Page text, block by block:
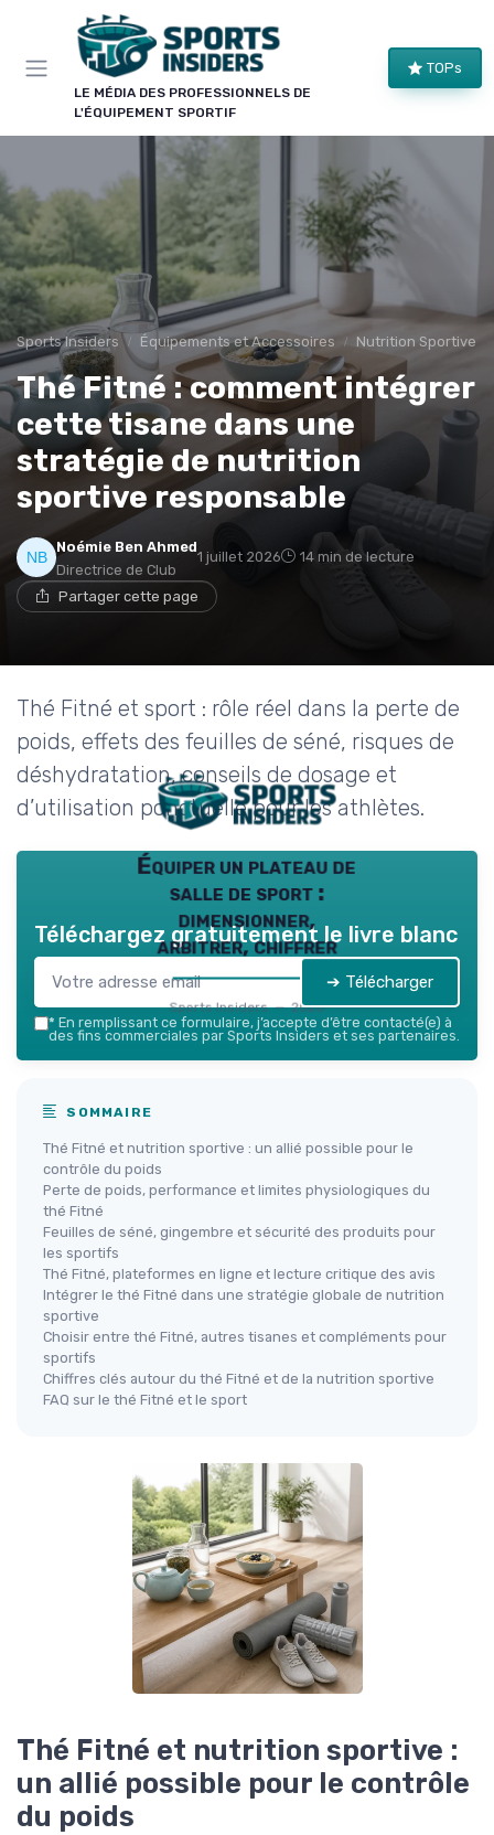
LE MÉDIA DES PROFESSIONNELS DE
L'ÉQUIPEMENT SPORTIF
TOPs
Sports Insiders Équipements et Accessoires Nutrition Sportive
Thé Fitné : comment intégrer
cette tisane dans une
stratégie de nutrition
sportive responsable
Noémie Ben Ahmed
Directrice de Club
1 juillet 2026 14 min de lecture
Partager cette page
Thé Fitné et sport : rôle réel dans la perte de
poids, effets des feuilles de séné, risques de
déshydratation, conseils de dosage et
d’utilisation ponctuelle pour les athlètes.
Équiper un plateau de
salle de sport :
dimensionner,
arbitrer, chiffrer
Sports Insiders — 2026
Téléchargez gratuitement le livre blanc
➔ Télécharger
* En remplissant ce formulaire, j’accepte d’être contacté(e) à
des fins commerciales par Sports Insiders et ses partenaires.
SOMMAIRE
Thé Fitné et nutrition sportive : un allié possible pour le
contrôle du poids
Perte de poids, performance et limites physiologiques du
thé Fitné
Feuilles de séné, gingembre et sécurité des produits pour
les sportifs
Thé Fitné, plateformes en ligne et lecture critique des avis
Intégrer le thé Fitné dans une stratégie globale de nutrition
sportive
Choisir entre thé Fitné, autres tisanes et compléments pour
sportifs
Chiffres clés autour du thé Fitné et de la nutrition sportive
FAQ sur le thé Fitné et le sport
Thé Fitné et nutrition sportive :
un allié possible pour le contrôle
du poids
Panneau de gestion des cookies